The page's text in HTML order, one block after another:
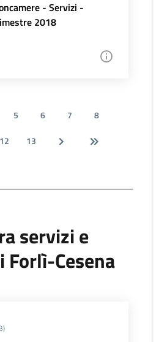
- Servizi -
2018
5 6 7
8
12 13
servizi e
Cesena